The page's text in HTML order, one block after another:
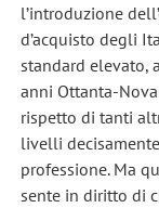
l’introduzione
d’acquisto degli
standard elevato,
anni Ottanta-
rispetto di tanti
livelli
professione. Ma
sente in diritto di